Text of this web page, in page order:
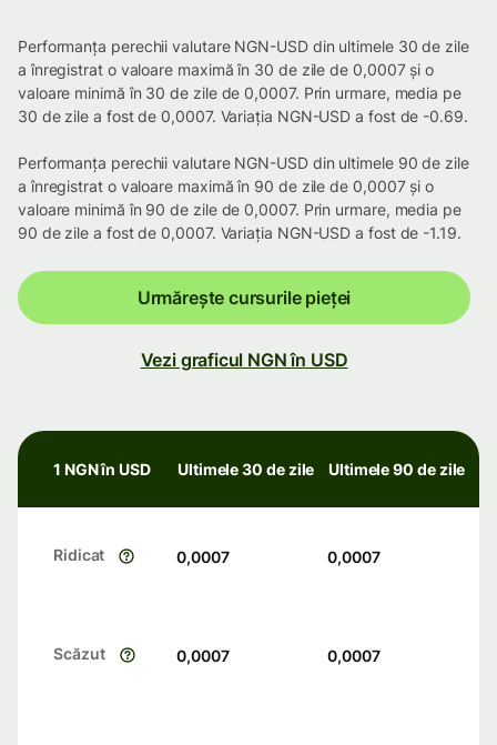
Performanța perechii valutare NGN-USD din ultimele 30 de zile
a înregistrat o valoare maximă în 30 de zile de 0,0007 și o
valoare minimă în 30 de zile de 0,0007. Prin urmare, media pe
30 de zile a fost de 0,0007. Variația NGN-USD a fost de -0.69.
Performanța perechii valutare NGN-USD din ultimele 90 de zile
a înregistrat o valoare maximă în 90 de zile de 0,0007 și o
valoare minimă în 90 de zile de 0,0007. Prin urmare, media pe
90 de zile a fost de 0,0007. Variația NGN-USD a fost de -1.19.
Urmărește cursurile pieței
Vezi graficul NGN în USD
1 NGN în USD Ultimele 30 de zile Ultimele 90 de zile
Ridicat 0,0007 0,0007
Scăzut 0,0007 0,0007